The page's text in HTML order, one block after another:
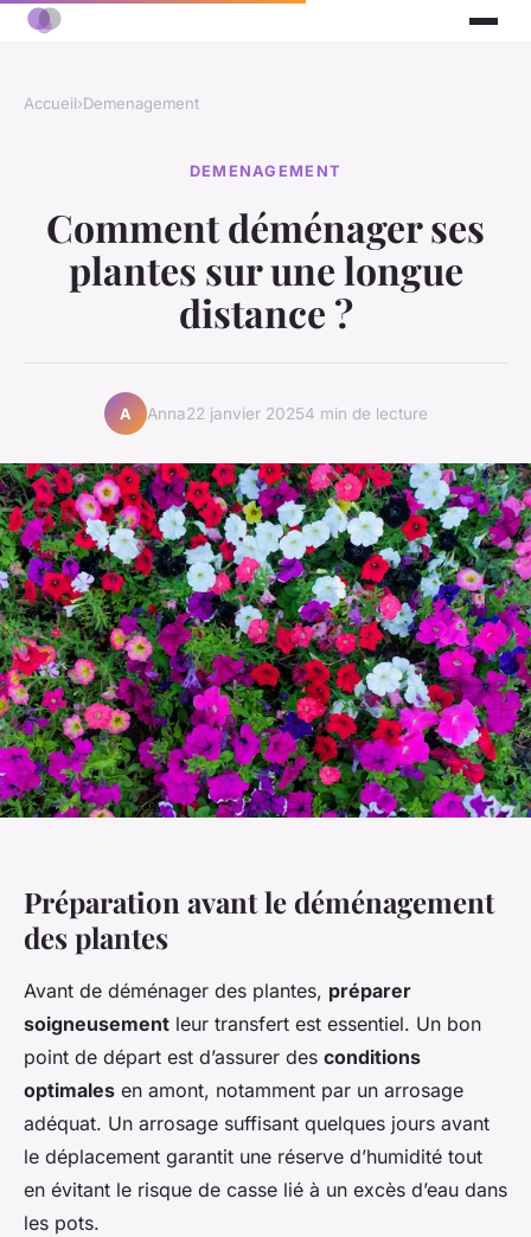
Accueil›Demenagement
DEMENAGEMENT
Comment déménager ses
plantes sur une longue
distance ?
A Anna22 janvier 20254 min de lecture
Préparation avant le déménagement
des plantes
Avant de déménager des plantes, préparer
soigneusement leur transfert est essentiel. Un bon
point de départ est d’assurer des conditions
optimales en amont, notamment par un arrosage
adéquat. Un arrosage suffisant quelques jours avant
le déplacement garantit une réserve d’humidité tout
en évitant le risque de casse lié à un excès d’eau dans
les pots.